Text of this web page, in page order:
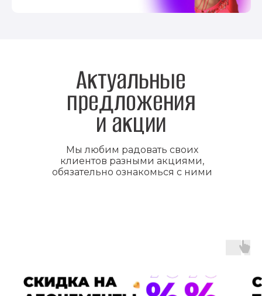
Актуальные
предложения
и акции
Мы любим радовать своих
клиентов разными акциями,
обязательно ознакомься с ними